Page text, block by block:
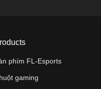
phím FL-Esports
gaming